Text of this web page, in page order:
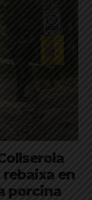
en
porcina